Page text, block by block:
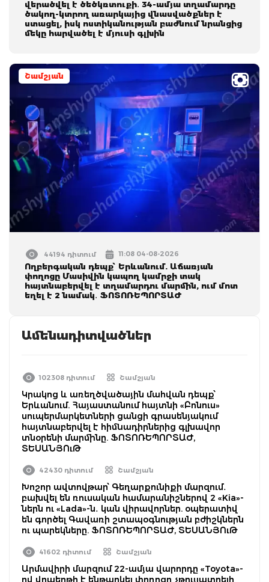
վերածվել է ծեծկռտուքի․ 34-ամյա տղամարդը
ծակող-կտրող առարկայից վնասվածքներ է
ստացել, իսկ ոստիկանության բաժնում նրանցից
մեկը հարվածել է մյուսի գլխին
Շամշյան
44194 դիտում 11:08 04-08-2026
Ողբերգական դեպք՝ Երևանում. Աճառյան
փողոցը Մասիվին կապող կամրջի տակ
հայտնաբերվել է տղամարդու մարմին, ում մոտ
եղել է 2 նամակ․ ՖՈՏՈՌԵՊՈՐՏԱԺ
Ամենադիտվածներ
102308 դիտում Շամշյան
Կրակոց և առեղծվածային մահվան դեպք՝
Երևանում. Հայաստանում հայտնի «Բոնուս»
սուպերմարկետների ցանցի գրասենյակում
հայտնաբերվել է հիմնադիրներից գլխավոր
տնօրենի մարմինը. ՖՈՏՈՌԵՊՈՐՏԱԺ,
ՏԵՍԱՆՅՈւԹ
42430 դիտում Շամշյան
Խոշոր ավտովթար՝ Գեղարքունիքի մարզում․
բախվել են ռուսական համարանիշներով 2 «Kia»-
ներն ու «Lada»-ն․ կան վիրավորներ. օպերատիվ
են գործել Գավառի շտապօգնության բժիշկներն
ու պարեկները. ՖՈՏՈՌԵՊՈՐՏԱԺ, ՏԵՍԱՆՅՈւԹ
41602 դիտում Շամշյան
Արմավիրի մարզում 22-ամյա վարորդը «Toyota»-
ով վրաերթի է ենթարկել փողոցը չթույլատրելի